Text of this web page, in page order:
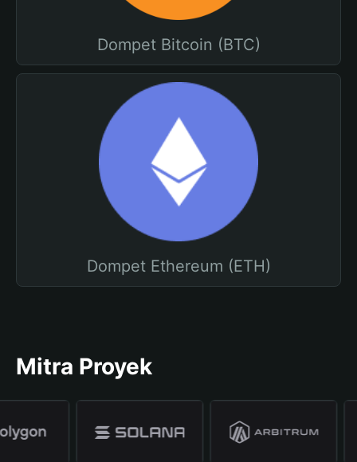
Dompet Bitcoin (BTC)
Dompet Ethereum (ETH)
Mitra Proyek